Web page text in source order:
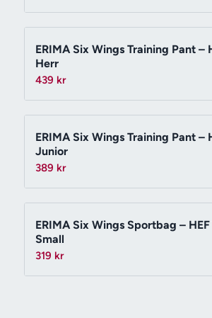
ERIMA Six Wings Training Pant –
Herr
439 kr
ERIMA Six Wings Training Pant –
Junior
389 kr
ERIMA Six Wings Sportbag –
Small
319 kr